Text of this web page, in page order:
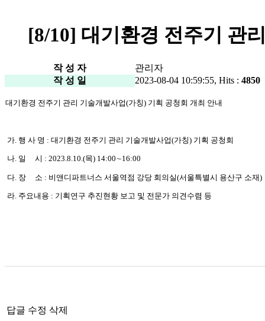
[8/10] 대기환경 전주기 관
작 성 자
관리자
작 성 일
2023-08-04 10:59:55, Hits : 4850
대기환경 전주기 관리 기술개발사업(가칭) 기획 공청회 개최 안내
가. 행 사 명 : 대기환경 전주기 관리 기술개발사업(가칭) 기획 공청회
나. 일 시 : 2023.8.10.(목) 14:00∼16:00
다. 장 소 : 비앤디파트너스 서울역점 강당 회의실(서울특별시 용산구 소재)
라. 주요내용 : 기획연구 추진현황 보고 및 전문가 의견수렴 등
답글 수정 삭제